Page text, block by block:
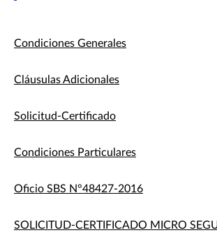
Condiciones Generales
Cláusulas Adicionales
Solicitud-Certificado
Condiciones Particulares
Oficio SBS N°48427-2016
SOLICITUD-CERTIFICADO MICRO